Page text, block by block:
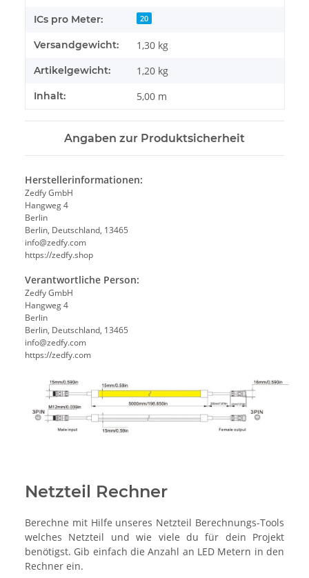
ICs pro Meter: 20
Versandgewicht: 1,30 kg
Artikelgewicht: 1,20 kg
Inhalt: 5,00 m
Angaben zur Produktsicherheit
Herstellerinformationen:
Zedfy GmbH
Hangweg 4
Berlin
Berlin, Deutschland, 13465
info@zedfy.com
https://zedfy.shop
Verantwortliche Person:
Zedfy GmbH
Hangweg 4
Berlin
Berlin, Deutschland, 13465
info@zedfy.com
https://zedfy.com
Netzteil Rechner
Berechne mit Hilfe unseres Netzteil Berechnungs-Tools
welches Netzteil und wie viele du für dein Projekt
benötigst. Gib einfach die Anzahl an LED Metern in den
Rechner ein.